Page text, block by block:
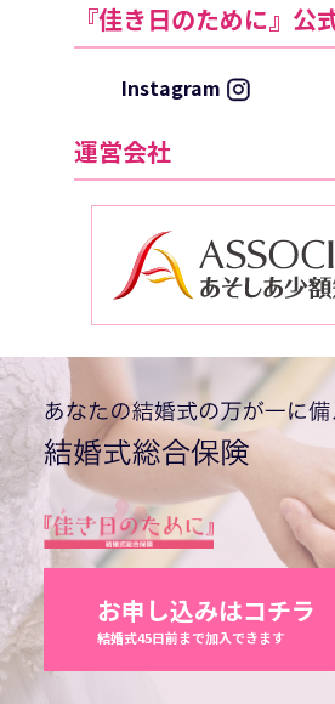
『佳き日のために』公
Instagram
運営会社
お申し込みはコチラ
結婚式45日前まで加入できます